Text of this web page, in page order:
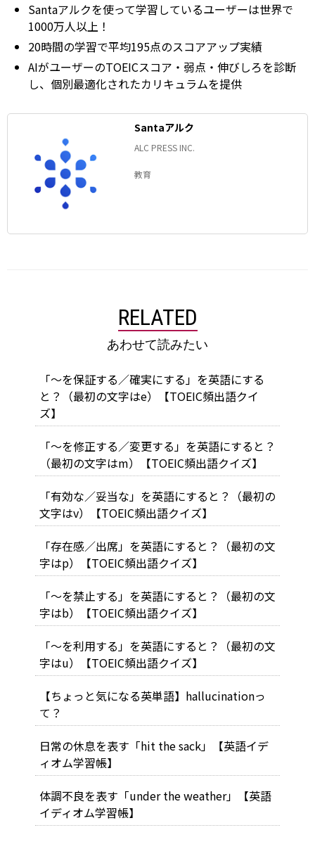
Santaアルクを使って学習しているユーザーは世界で
1000万人以上！
20時間の学習で平均195点のスコアアップ実績
AIがユーザーのTOEICスコア・弱点・伸びしろを診断
し、個別最適化されたカリキュラムを提供
Santaアルク
ALC PRESS INC.
教育
RELATED
あわせて読みたい
「～を保証する／確実にする」を英語にする
と？（最初の文字はe）【TOEIC頻出語クイ
ズ】
「～を修正する／変更する」を英語にすると？
（最初の文字はm）【TOEIC頻出語クイズ】
「有効な／妥当な」を英語にすると？（最初の
文字はv）【TOEIC頻出語クイズ】
「存在感／出席」を英語にすると？（最初の文
字はp）【TOEIC頻出語クイズ】
「～を禁止する」を英語にすると？（最初の文
字はb）【TOEIC頻出語クイズ】
「～を利用する」を英語にすると？（最初の文
字はu）【TOEIC頻出語クイズ】
【ちょっと気になる英単語】hallucinationっ
て？
日常の休息を表す「hit the sack」【英語イデ
ィオム学習帳】
体調不良を表す「under the weather」【英語
イディオム学習帳】